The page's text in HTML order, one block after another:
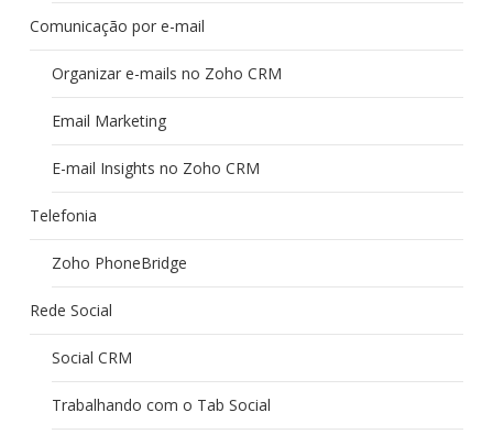
Comunicação por e-mail
Organizar e-mails no Zoho CRM
Email Marketing
E-mail Insights no Zoho CRM
Telefonia
Zoho PhoneBridge
Rede Social
Social CRM
Trabalhando com o Tab Social